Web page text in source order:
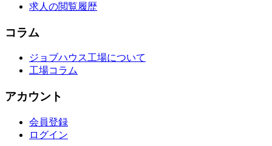
求人の閲覧履歴
コラム
ジョブハウス工場について
工場コラム
アカウント
会員登録
ログイン